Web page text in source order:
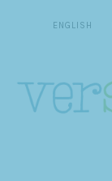
ENGLISH